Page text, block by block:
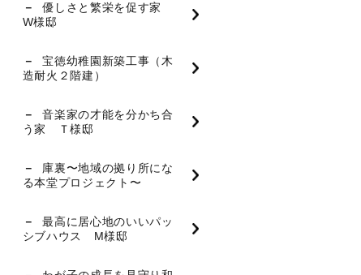
優しさと繁栄を促す家
W様邸
宝徳幼稚園新築工事（木
造耐火２階建）
音楽家の才能を分かち合
う家 Ｔ様邸
庫裏〜地域の拠り所にな
る本堂プロジェクト〜
最高に居心地のいいパッ
シブハウス M様邸